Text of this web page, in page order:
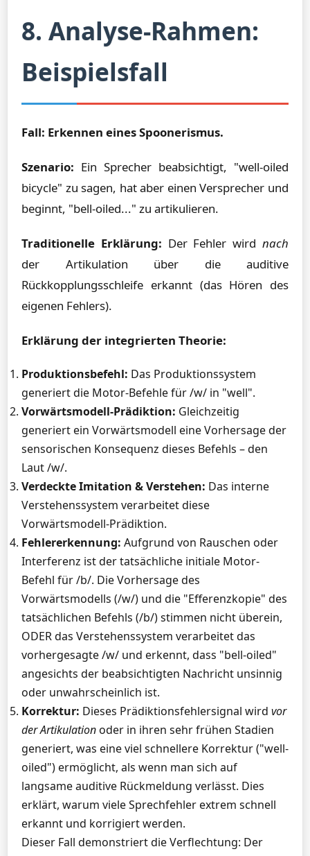
8. Analyse-Rahmen:
Beispielsfall
Fall: Erkennen eines Spoonerismus.
Szenario: Ein Sprecher beabsichtigt, "well-oiled
bicycle" zu sagen, hat aber einen Versprecher und
beginnt, "bell-oiled..." zu artikulieren.
Traditionelle Erklärung: Der Fehler wirdnach
der Artikulation über die auditive
Rückkopplungsschleife erkannt (das Hören des
eigenen Fehlers).
Erklärung der integrierten Theorie:
Produktionsbefehl: Das Produktionssystem
generiert die Motor-Befehle für /w/ in "well".
Vorwärtsmodell-Prädiktion: Gleichzeitig
generiert ein Vorwärtsmodell eine Vorhersage der
sensorischen Konsequenz dieses Befehls – den
Laut /w/.
Verdeckte Imitation & Verstehen: Das interne
Verstehenssystem verarbeitet diese
Vorwärtsmodell-Prädiktion.
Fehlererkennung: Aufgrund von Rauschen oder
Interferenz ist der tatsächliche initiale Motor-
Befehl für /b/. Die Vorhersage des
Vorwärtsmodells (/w/) und die "Efferenzkopie" des
tatsächlichen Befehls (/b/) stimmen nicht überein,
ODER das Verstehenssystem verarbeitet das
vorhergesagte /w/ und erkennt, dass "bell-oiled"
angesichts der beabsichtigten Nachricht unsinnig
oder unwahrscheinlich ist.
Korrektur: Dieses Prädiktionsfehlersignal wird vor
der Artikulationoder in ihren sehr frühen Stadien
generiert, was eine viel schnellere Korrektur ("well-
oiled") ermöglicht, als wenn man sich auf
langsame auditive Rückmeldung verlässt. Dies
erklärt, warum viele Sprechfehler extrem schnell
erkannt und korrigiert werden.
Dieser Fall demonstriert die Verflechtung: Der